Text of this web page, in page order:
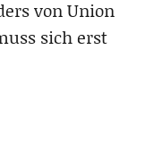
von Union
sich erst